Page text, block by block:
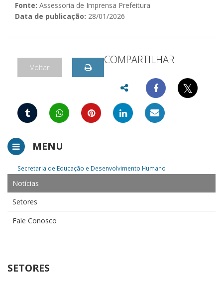
Fonte: Assessoria de Imprensa Prefeitura
Data de publicação: 28/01/2026
Voltar
COMPARTILHAR
𝕏
MENU
Secretaria de Educação e Desenvolvimento Humano
Notícias
Setores
Fale Conosco
SETORES